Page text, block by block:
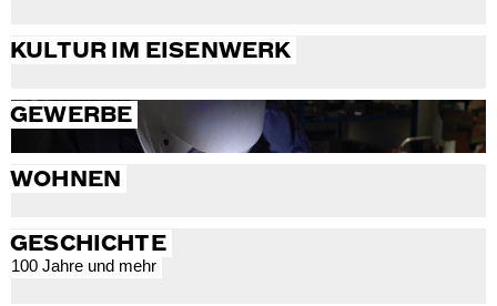
KULTUR IM EISENWERK
GEWERBE
WOHNEN
GESCHICHTE
100 Jahre und mehr